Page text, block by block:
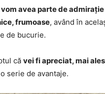
vom avea parte de
frumoase, având în
de bucurie.
că vei fi apreciat, mai
serie de avantaje.